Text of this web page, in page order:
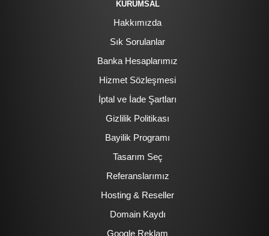
KURUMSAL
Hakkımızda
Sık Sorulanlar
Banka Hesaplarımız
Hizmet Sözleşmesi
İptal ve İade Şartları
Gizlilik Politikası
Bayilik Programı
Tasarım Seç
Referanslarımız
Hosting & Reseller
Domain Kaydı
Google Reklam